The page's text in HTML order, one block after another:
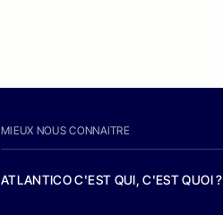
MIEUX NOUS CONNAITRE
ATLANTICO C'EST QUI, C'EST QUOI ?